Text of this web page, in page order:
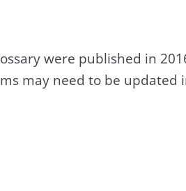
were published in
may need to be updated